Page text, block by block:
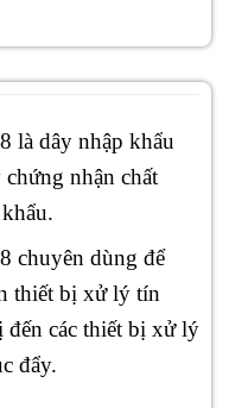
là dây nhập khẩu
nhận chất
chuyên dùng để
thiết bị xử lý tín
đến các thiết bị xử lý
đẩy.